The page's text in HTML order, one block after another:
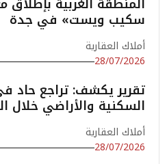
سكيب ويست» في جدة
أملاك العقارية
28/07/2026
تقرير يكشف: تراجع حاد
السكنية والأراضي خلال
أملاك العقارية
28/07/2026